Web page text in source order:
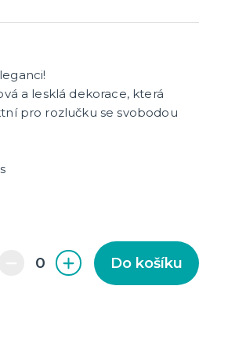
a lesklá dekorace, která
pro rozlučku se svobodou
Do košíku